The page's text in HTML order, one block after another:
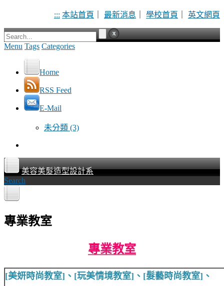
::: 本站首頁 最新消息 學校首頁 英文網頁
Menu Tags Categories
Home
RSS Feed
E-Mail
未分類 (3)
美容美髮造型設計系
Search
專業教室
專業教室
[美妍時尚教室]、[玩美情境教室]、[髮藝時尚教室]、